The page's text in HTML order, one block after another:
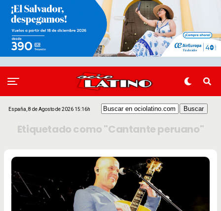
España, 8 de Agosto de 2026 15:16h
Etiquetado como "Cantante peruano"